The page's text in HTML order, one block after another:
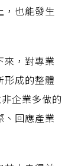
，也能發生
來，對專業
形成的整體
企業多做的
、回應產業